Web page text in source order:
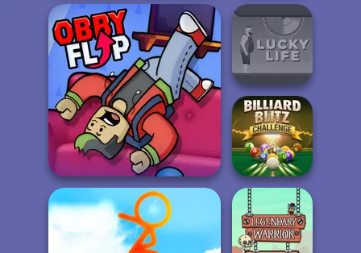
Parkour Block 3D
Obby Flip
Short Life
Lucky Life
Billiard Blitz
Challenge